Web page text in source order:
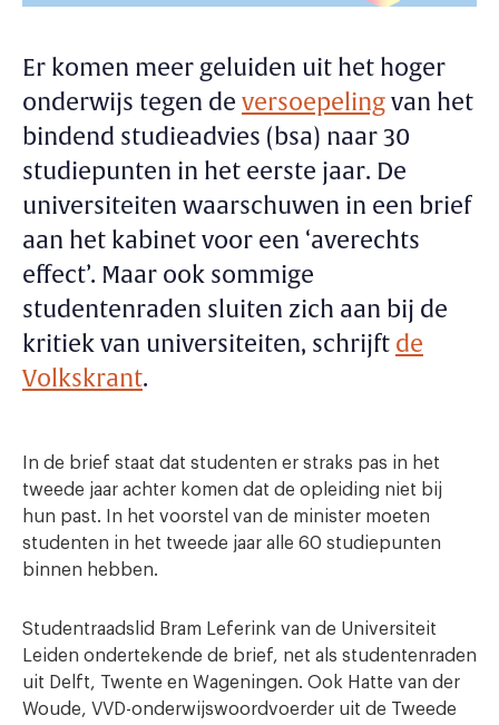
Er komen meer geluiden uit het hoger
onderwijs tegen de versoepelingvan het
bindend studieadvies (bsa) naar 30
studiepunten in het eerste jaar. De
universiteiten waarschuwen in een brief
aan het kabinet voor een ‘averechts
effect’. Maar ook sommige
studentenraden sluiten zich aan bij de
kritiek van universiteiten, schrijft de
Volkskrant.
In de brief staat dat studenten er straks pas in het
tweede jaar achter komen dat de opleiding niet bij
hun past. In het voorstel van de minister moeten
studenten in het tweede jaar alle 60 studiepunten
binnen hebben.
Studentraadslid Bram Leferink van de Universiteit
Leiden ondertekende de brief, net als studentenraden
uit Delft, Twente en Wageningen. Ook Hatte van der
Woude, VVD-onderwijswoordvoerder uit de Tweede